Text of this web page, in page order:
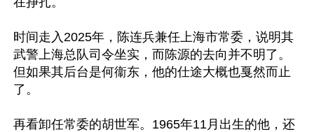
时间走入2025年，陈连兵兼任上海市常委，说明其
武警上海总队司令坐实，而陈源的去向并不明了。
但如果其后台是何衞东，他的仕途大概也戛然而止
了。
再看卸任常委的胡世军。1965年11月出生的他，还